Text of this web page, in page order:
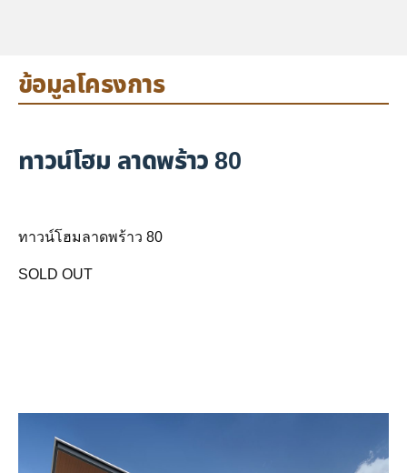
ข้อมูลโครงการ
ทาวน์โฮม ลาดพร้าว 80
ทาวน์โฮมลาดพร้าว 80
SOLD OUT